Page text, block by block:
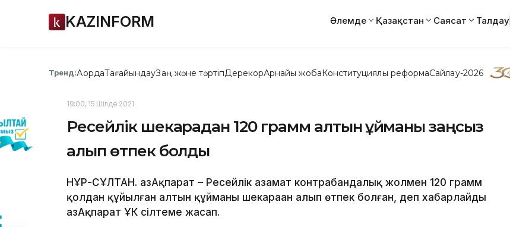
KAZINFORM Әлемде Қазақстан Саясат Талдау
Тренд:АқордаТағайындауЗаң және тәртіпДерекқорАрнайы жобаКонституциялық реформаСайлау-2026
19:00, 15 Шілде 2021
Ресейлік шекарадан 120 грамм алтын құйманы заңсыз
алып өтпек болды
НҰР-СҰЛТАН. ҚазАқпарат – Ресейлік азамат контрабандалық жолмен 120 грамм
қолдан құйылған алтын құйманы шекараан алып өтпек болған, деп хабарлайды
ҚазАқпарат ҰҚК сілтеме жасап.